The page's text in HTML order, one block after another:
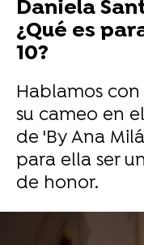
Daniela
¿Qué es
10?
Hablamos
su cameo en
de 'By Ana
para ella ser
de honor.